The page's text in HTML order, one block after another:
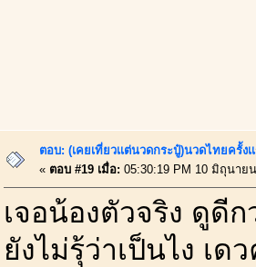
ตอบ: (เคยเที่ยวเเต่นวดกระปู๋)นวดไทยครั้ง
« ตอบ #19 เมื่อ: 05:30:19 PM 10 มิถุนาย
เจอน้องตัวจริง ดูดี
ยังไม่รุ้ว่าเป็นไง เด